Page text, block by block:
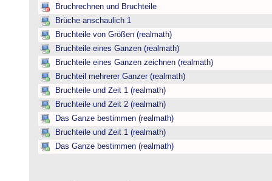
Bruchrechnen und Bruchteile
Brüche anschaulich 1
Bruchteile von Größen (realmath)
Bruchteile eines Ganzen (realmath)
Bruchteile eines Ganzen zeichnen (realmath)
Bruchteil mehrerer Ganzer (realmath)
Bruchteile und Zeit 1 (realmath)
Bruchteile und Zeit 2 (realmath)
Das Ganze bestimmen (realmath)
Bruchteile und Zeit 1 (realmath)
Das Ganze bestimmen (realmath)